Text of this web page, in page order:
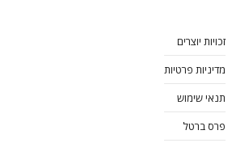
זכויות יוצרים
מדיניות פרטיות
תנאי שימוש
פרס ברטל